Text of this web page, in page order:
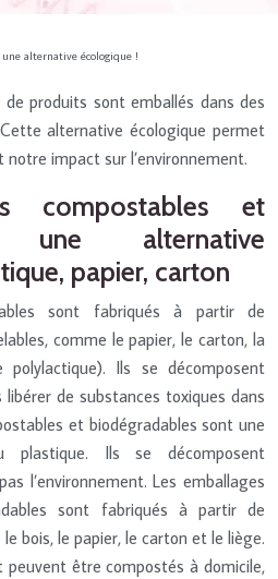
une alternative écologique !
de produits sont emballés dans des
alternative écologique permet
impact sur l’environnement.
compostables et
une alternative
papier, carton
sont fabriqués à partir de
comme le papier, le carton, la
Ils se décomposent
de substances toxiques dans
et biodégradables sont une
plastique. Ils se décomposent
l’environnement. Les emballages
sont fabriqués à partir de
bois, le papier, le carton et le liège.
peuvent être compostés à domicile,